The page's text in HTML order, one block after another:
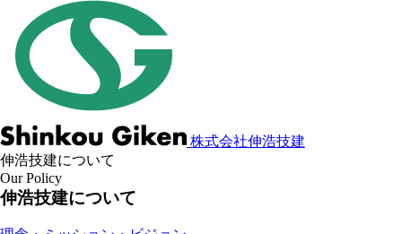
株式会社伸浩技建
伸浩技建について
Our Policy
伸浩技建について